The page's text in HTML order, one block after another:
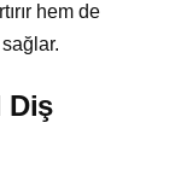
hem de
Diş